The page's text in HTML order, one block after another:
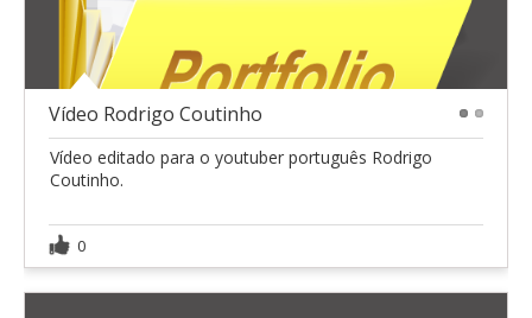
Vídeo Rodrigo Coutinho
Vídeo editado para o youtuber português Rodrigo
Coutinho.
0